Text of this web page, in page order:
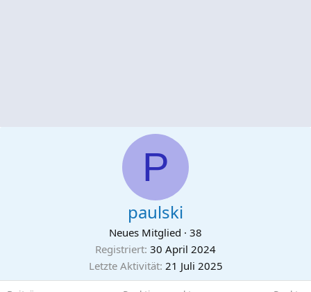
P
paulski
Neues Mitglied · 38
Registriert 30 April 2024
Letzte Aktivität 21 Juli 2025